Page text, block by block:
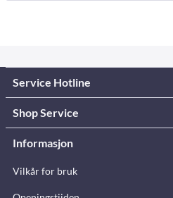
Service Hotline
Shop Service
Informasjon
Vilkår for bruk